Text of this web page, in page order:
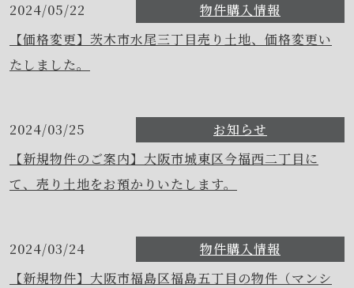
2024/05/22
物件購入情報
【価格変更】茨木市水尾三丁目売り土地、価格変更い
たしました。
2024/03/25
お知らせ
【新規物件のご案内】大阪市城東区今福西二丁目に
て、売り土地をお預かりいたします。
2024/03/24
物件購入情報
【新規物件】大阪市福島区福島五丁目の物件（マンシ